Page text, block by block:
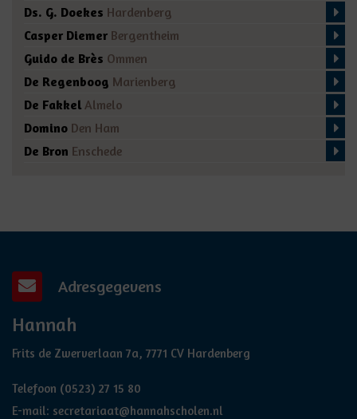
Ds. G. Doekes Hardenberg
Casper Diemer Bergentheim
Guido de Brès Ommen
De Regenboog Marienberg
De Fakkel Almelo
Domino Den Ham
De Bron Enschede
Adresgegevens
Hannah
Frits de Zwerverlaan 7a, 7771 CV Hardenberg
Telefoon (0523) 27 15 80
E-mail: secretariaat@hannahscholen.nl